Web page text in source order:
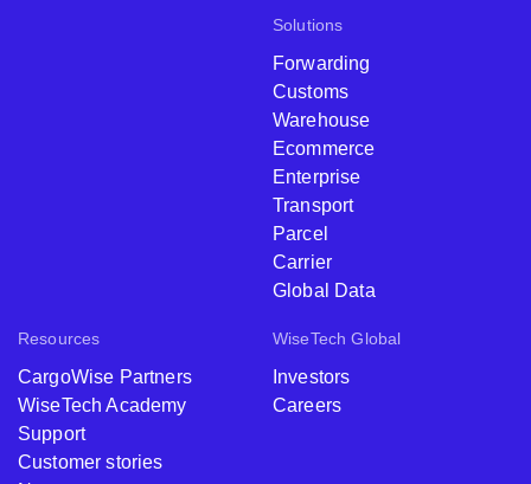
Solutions
Forwarding
Customs
Warehouse
Ecommerce
Enterprise
Transport
Parcel
Carrier
Global Data
Resources
CargoWise Partners
WiseTech Academy
Support
Customer stories
WiseTech Global
Investors
Careers